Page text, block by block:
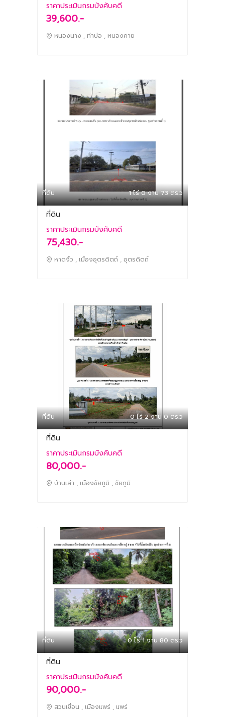
ราคาประเมินกรมบังคับคดี
39,600.-
หนองนาง , ท่าบ่อ , หนองคาย
ที่ดิน 1 ไร่ 0 งาน 73 ตร.ว
ที่ดิน
ราคาประเมินกรมบังคับคดี
75,430.-
หาดงิ้ว , เมืองอุตรดิตถ์ , อุตรดิตถ์
ที่ดิน 0 ไร่ 2 งาน 0 ตร.ว
ที่ดิน
ราคาประเมินกรมบังคับคดี
80,000.-
บ้านเล่า , เมืองชัยภูมิ , ชัยภูมิ
ที่ดิน 0 ไร่ 1 งาน 80 ตร.ว
ที่ดิน
ราคาประเมินกรมบังคับคดี
90,000.-
สวนเขื่อน , เมืองแพร่ , แพร่